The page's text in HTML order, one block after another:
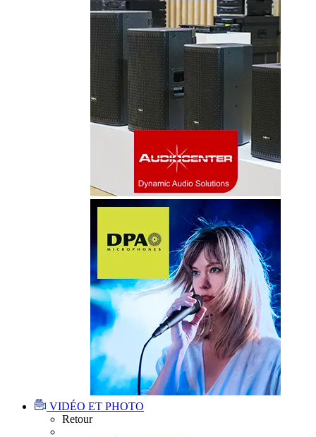
VIDÉO ET PHOTO
Retour